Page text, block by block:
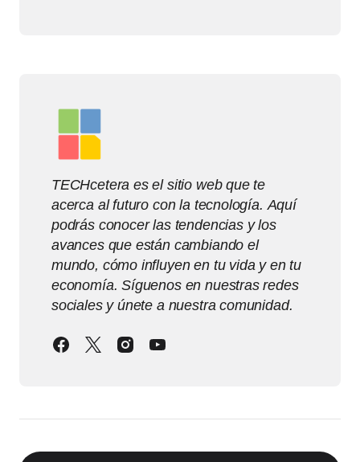
TECHcetera es el sitio web que te
acerca al futuro con la tecnología. Aquí
podrás conocer las tendencias y los
avances que están cambiando el
mundo, cómo influyen en tu vida y en tu
economía. Síguenos en nuestras redes
sociales y únete a nuestra comunidad.